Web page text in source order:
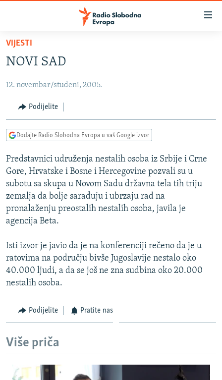
Pređite
glavni
Pređite
Pređite
pretragu
SRBIJA
KOSOVO
VIZUELNO
VIDEO
FOTOGALERIJE
INFOGRAFIKE
PODCASTI
RAT U UKRAJINI
KINA NA BALKANU
RSE PRIČE IZ SVIJETA
DNEVNO@RSE
SPECIJALI RSE
VIŠE OD NASLOVA
TV LIBERTY
POST SCRIPTUM
MOJA EVROPA
Sve RFE/RL stranice
VIJESTI
NOVI SAD
12. novembar/studeni, 2005.
Podijelite
Dodajte Radio Slobodna Evropa u vaš Google izvor
Predstavnici udruženja nestalih osoba iz Srbije i Crne
Gore, Hrvatske i Bosne i Hercegovine pozvali su u
subotu sa skupa u Novom Sadu državna tela tih triju
zemalja da bolje sarađuju i ubrzaju rad na
pronalaženju preostalih nestalih osoba, javila je
agencija Beta.
Isti izvor je javio da je na konferenciji rečeno da je u
ratovima na području bivše Jugoslavije nestalo oko
40.000 ljudi, a da se još ne zna sudbina oko 20.000
nestalih osoba.
Podijelite Pratite nas
Više priča